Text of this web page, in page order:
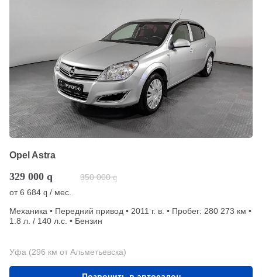
Opel Astra
329 000 q 350 000 q
от6 684 q / мес.
Механика • Передний привод • 2011 г. в. • Пробег: 280 273 км •
1.8 л. / 140 л.с. • Бензин
Уфа (296 км от Альметьевска)